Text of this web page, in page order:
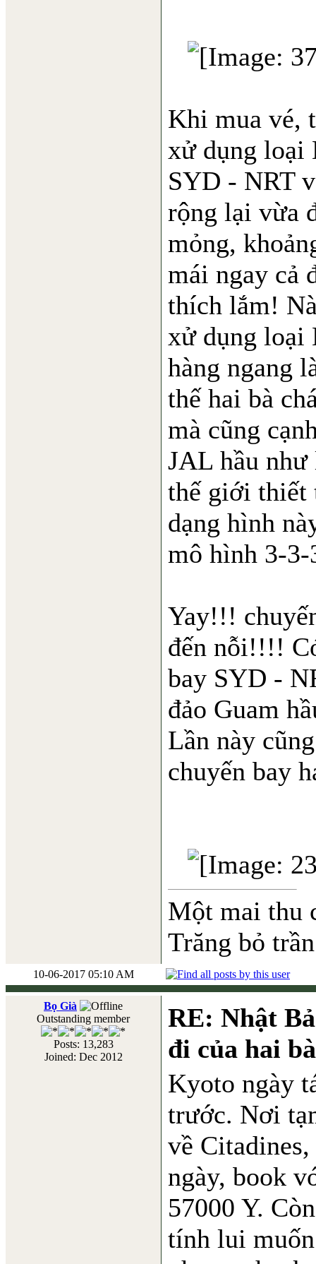
Khi mua vé,
xử dụng loại
SYD - NRT
rộng lại vừa
mỏng,
mái ngay cả
thích lắm!
xử dụng loại
hàng ngang
thế hai bà
mà cũng
JAL hầu như
thế giới thiết
dạng hình
mô hình 3-3-
Yay!!!
đến nỗi!!!!
bay SYD -
đảo Guam
Lần này
chuyến bay
Một mai thu
Trăng bỏ
10-06-2017 05:10 AM
Bọ Già
Outstanding member
Posts: 13,283
Joined: Dec 2012
RE: Nhật
đi của hai
Kyoto ngày
trước. Nơi
về
ngày, book
57000 Y.
tính lui